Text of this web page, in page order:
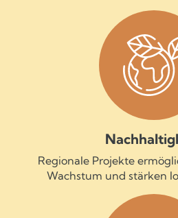
Regionale Projekte
Wachstum und stärken